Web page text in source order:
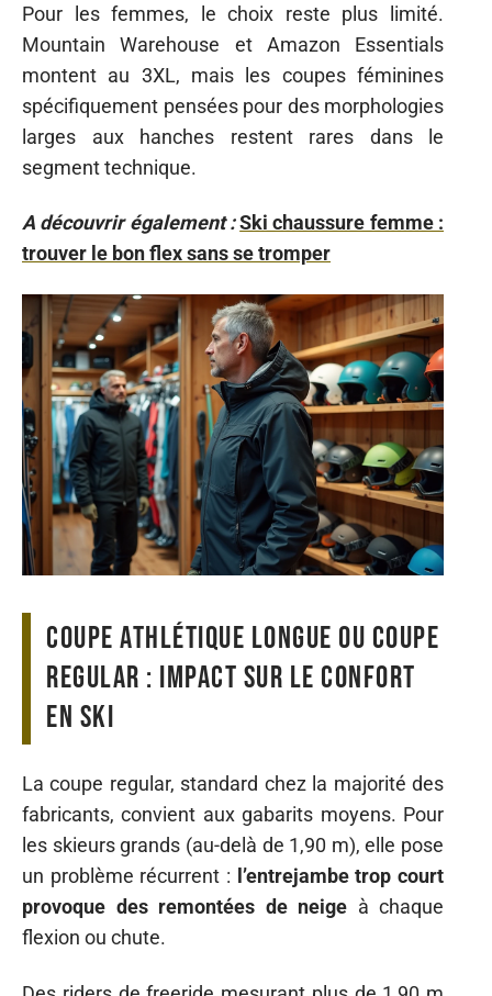
Pour les femmes, le choix reste plus limité.
Mountain Warehouse et Amazon Essentials
montent au 3XL, mais les coupes féminines
spécifiquement pensées pour des morphologies
larges aux hanches restent rares dans le
segment technique.
A découvrir également : Ski chaussure femme :
trouver le bon flex sans se tromper
Coupe athlétique longue ou coupe
regular : impact sur le confort
en ski
La coupe regular, standard chez la majorité des
fabricants, convient aux gabarits moyens. Pour
les skieurs grands (au-delà de 1,90 m), elle pose
un problème récurrent : l’entrejambe trop court
provoque des remontées de neige à chaque
flexion ou chute.